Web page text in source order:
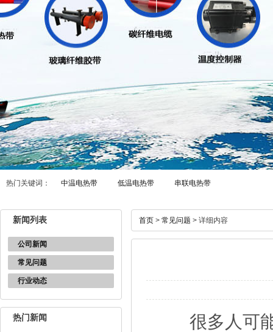
热门关键词： 中温电热带 低温电热带 串联电热带
新闻列表
公司新闻
常见问题
行业动态
热门新闻
首页 > 常见问题 > 详细内容
很多人可能